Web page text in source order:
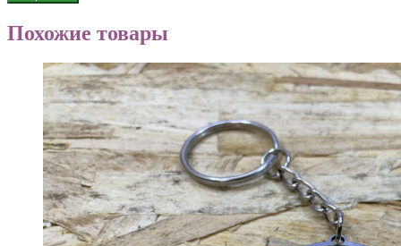
Похожие товары